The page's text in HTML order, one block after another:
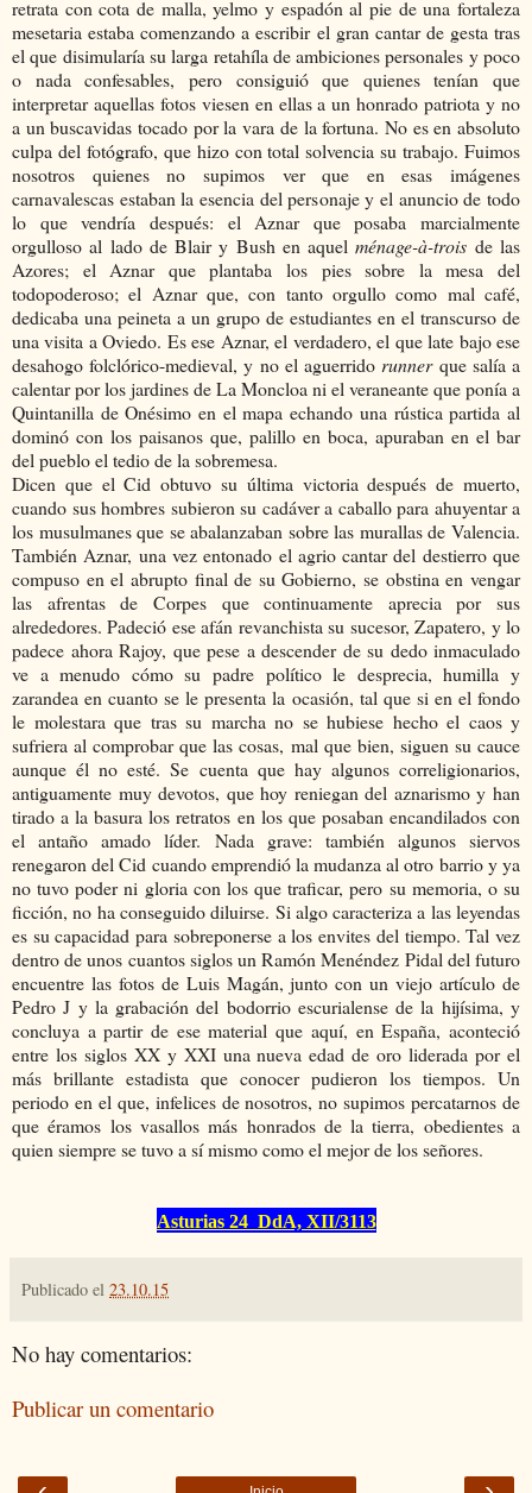
retrata con cota de malla, yelmo y espadón al pie de una fortaleza
mesetaria estaba comenzando a escribir el gran cantar de gesta tras
el que disimularía su larga retahíla de ambiciones personales y poco
o nada confesables, pero consiguió que quienes tenían que
interpretar aquellas fotos viesen en ellas a un honrado patriota y no
a un buscavidas tocado por la vara de la fortuna. No es en absoluto
culpa del fotógrafo, que hizo con total solvencia su trabajo. Fuimos
nosotros quienes no supimos ver que en esas imágenes
carnavalescas estaban la esencia del personaje y el anuncio de todo
lo que vendría después: el Aznar que posaba marcialmente
orgulloso al lado de Blair y Bush en aquelménage-à-trois de las
Azores; el Aznar que plantaba los pies sobre la mesa del
todopoderoso; el Aznar que, con tanto orgullo como mal café,
dedicaba una peineta a un grupo de estudiantes en el transcurso de
una visita a Oviedo. Es ese Aznar, el verdadero, el que late bajo ese
desahogo folclórico-medieval, y no el aguerrido runnerque salía a
calentar por los jardines de La Moncloa ni el veraneante que ponía a
Quintanilla de Onésimo en el mapa echando una rústica partida al
dominó con los paisanos que, palillo en boca, apuraban en el bar
del pueblo el tedio de la sobremesa.
Dicen que el Cid obtuvo su última victoria después de muerto,
cuando sus hombres subieron su cadáver a caballo para ahuyentar a
los musulmanes que se abalanzaban sobre las murallas de Valencia.
También Aznar, una vez entonado el agrio cantar del destierro que
compuso en el abrupto final de su Gobierno, se obstina en vengar
las afrentas de Corpes que continuamente aprecia por sus
alrededores. Padeció ese afán revanchista su sucesor, Zapatero, y lo
padece ahora Rajoy, que pese a descender de su dedo inmaculado
ve a menudo cómo su padre político le desprecia, humilla y
zarandea en cuanto se le presenta la ocasión, tal que si en el fondo
le molestara que tras su marcha no se hubiese hecho el caos y
sufriera al comprobar que las cosas, mal que bien, siguen su cauce
aunque él no esté. Se cuenta que hay algunos correligionarios,
antiguamente muy devotos, que hoy reniegan del aznarismo y han
tirado a la basura los retratos en los que posaban encandilados con
el antaño amado líder. Nada grave: también algunos siervos
renegaron del Cid cuando emprendió la mudanza al otro barrio y ya
no tuvo poder ni gloria con los que traficar, pero su memoria, o su
ficción, no ha conseguido diluirse. Si algo caracteriza a las leyendas
es su capacidad para sobreponerse a los envites del tiempo. Tal vez
dentro de unos cuantos siglos un Ramón Menéndez Pidal del futuro
encuentre las fotos de Luis Magán, junto con un viejo artículo de
Pedro J y la grabación del bodorrio escurialense de la hijísima, y
concluya a partir de ese material que aquí, en España, aconteció
entre los siglos XX y XXI una nueva edad de oro liderada por el
más brillante estadista que conocer pudieron los tiempos. Un
periodo en el que, infelices de nosotros, no supimos percatarnos de
que éramos los vasallos más honrados de la tierra, obedientes a
quien siempre se tuvo a sí mismo como el mejor de los señores.
Asturias 24 DdA, XII/3113
Publicado el 23.10.15
No hay comentarios:
Publicar un comentario